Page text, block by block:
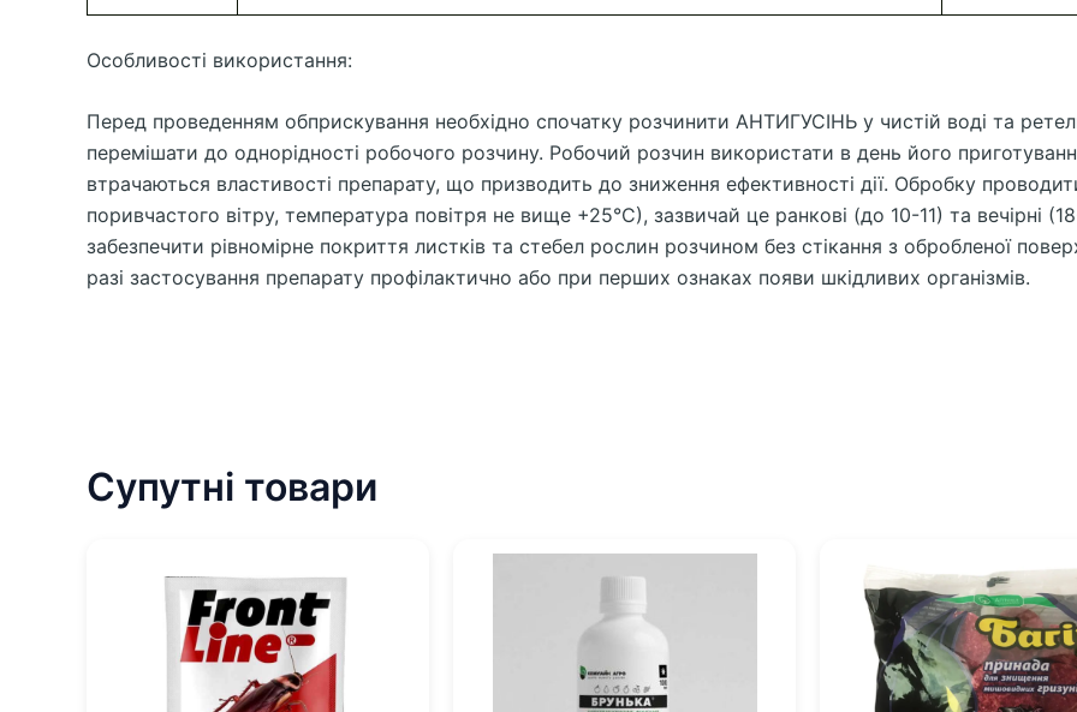
Особливості використання:
Перед проведенням обприскування необхідно спочатку розчинити АНТИГУСІНЬ у чистій воді та
перемішати до однорідності робочого розчину. Робочий розчин використати в день його
втрачаються властивості препарату, що призводить до зниження ефективності дії. Обробку
поривчастого вітру, температура повітря не вище +25°С), зазвичай це ранкові (до 10-11) та вечірні
забезпечити рівномірне покриття листків та стебел рослин розчином без стікання з обробленої
разі застосування препарату профілактично або при перших ознаках появи шкідливих організмів.
Супутні товари